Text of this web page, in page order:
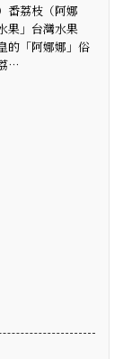
番荔枝（阿娜
果」台灣水果
的「阿娜娜」俗
…